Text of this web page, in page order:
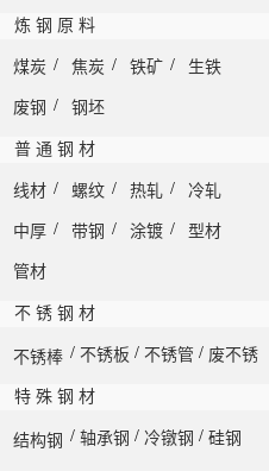
炼 钢 原 料
煤炭 / 焦炭 / 铁矿 / 生铁
废钢 / 钢坯
普 通 钢 材
线材 / 螺纹 / 热轧 / 冷轧
中厚 / 带钢 / 涂镀 / 型材
管材
不 锈 钢 材
不锈棒 / 不锈板 / 不锈管 / 废不锈
特 殊 钢 材
结构钢 / 轴承钢 / 冷镦钢 / 硅钢